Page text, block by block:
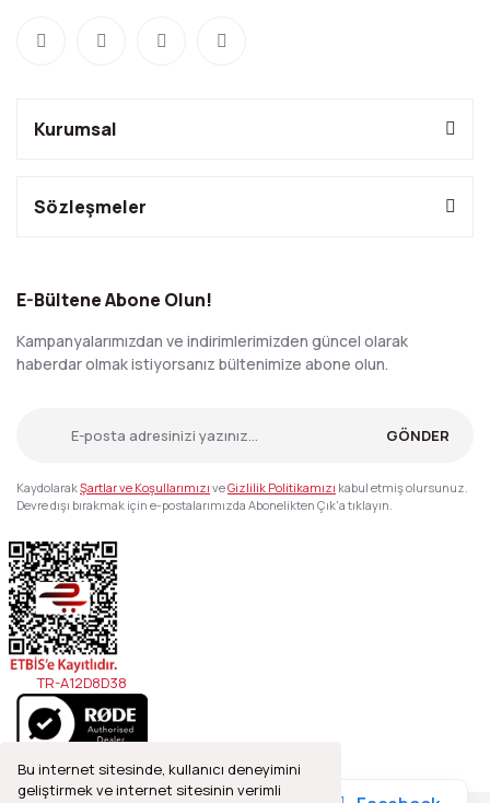
Bu internet sitesinde, kullanıcı deneyimini
geliştirmek ve internet sitesinin verimli
Kurumsal
Sözleşmeler
E-Bültene Abone Olun!
Kampanyalarımızdan ve indirimlerimizden güncel olarak
haberdar olmak istiyorsanız bültenimize abone olun.
GÖNDER
KaydolarakŞartlar ve Koşullarımızı veGizlilik Politikamızı kabul etmiş olursunuz.
Devre dışı bırakmak için e-postalarımızda Abonelikten Çık'a tıklayın.
TR-A12D8D38